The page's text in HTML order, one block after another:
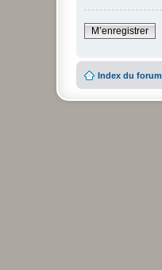
M’enregistrer
Index du forum